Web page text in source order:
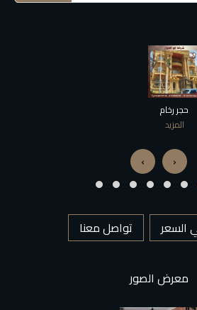
الحجر الصناعي
المزيد
‹
›
السعر تواصل معنا
معرض الصور